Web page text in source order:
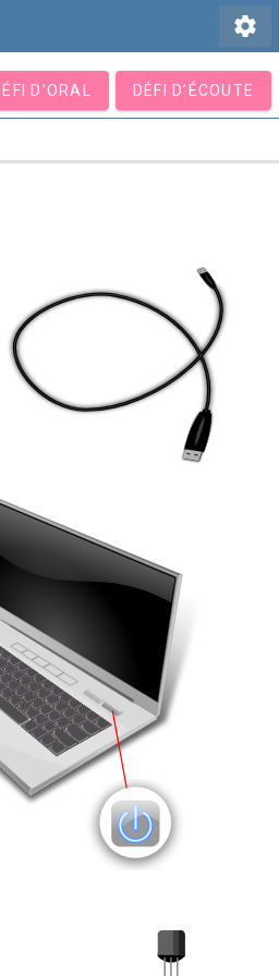
settings
D’ORAL DÉFI D’ÉCOUTE